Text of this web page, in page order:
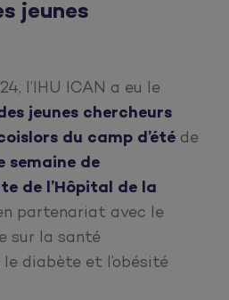
jeunes
l’IHU ICAN a eu le
jeunes chercheurs
lors du camp d’été de
semaine de
de l’Hôpital de la
partenariat avec le
sur la santé
diabète et l’obésité